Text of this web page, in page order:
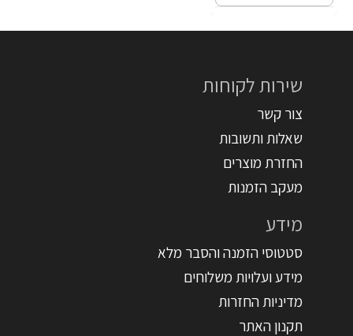
שירות לקוחות
צור קשר
שאלות ותשובות
החזרת מוצרים
מעקב הזמנות
מידע
סטטוסי הזמנה והסבר מלא
מידע ועלויות משלוחים
מדיניות החזרות
תקנון האתר